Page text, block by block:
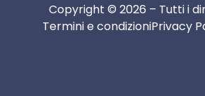
Copyright © 2026 – Tutti i
Termini e condizioniPrivacy